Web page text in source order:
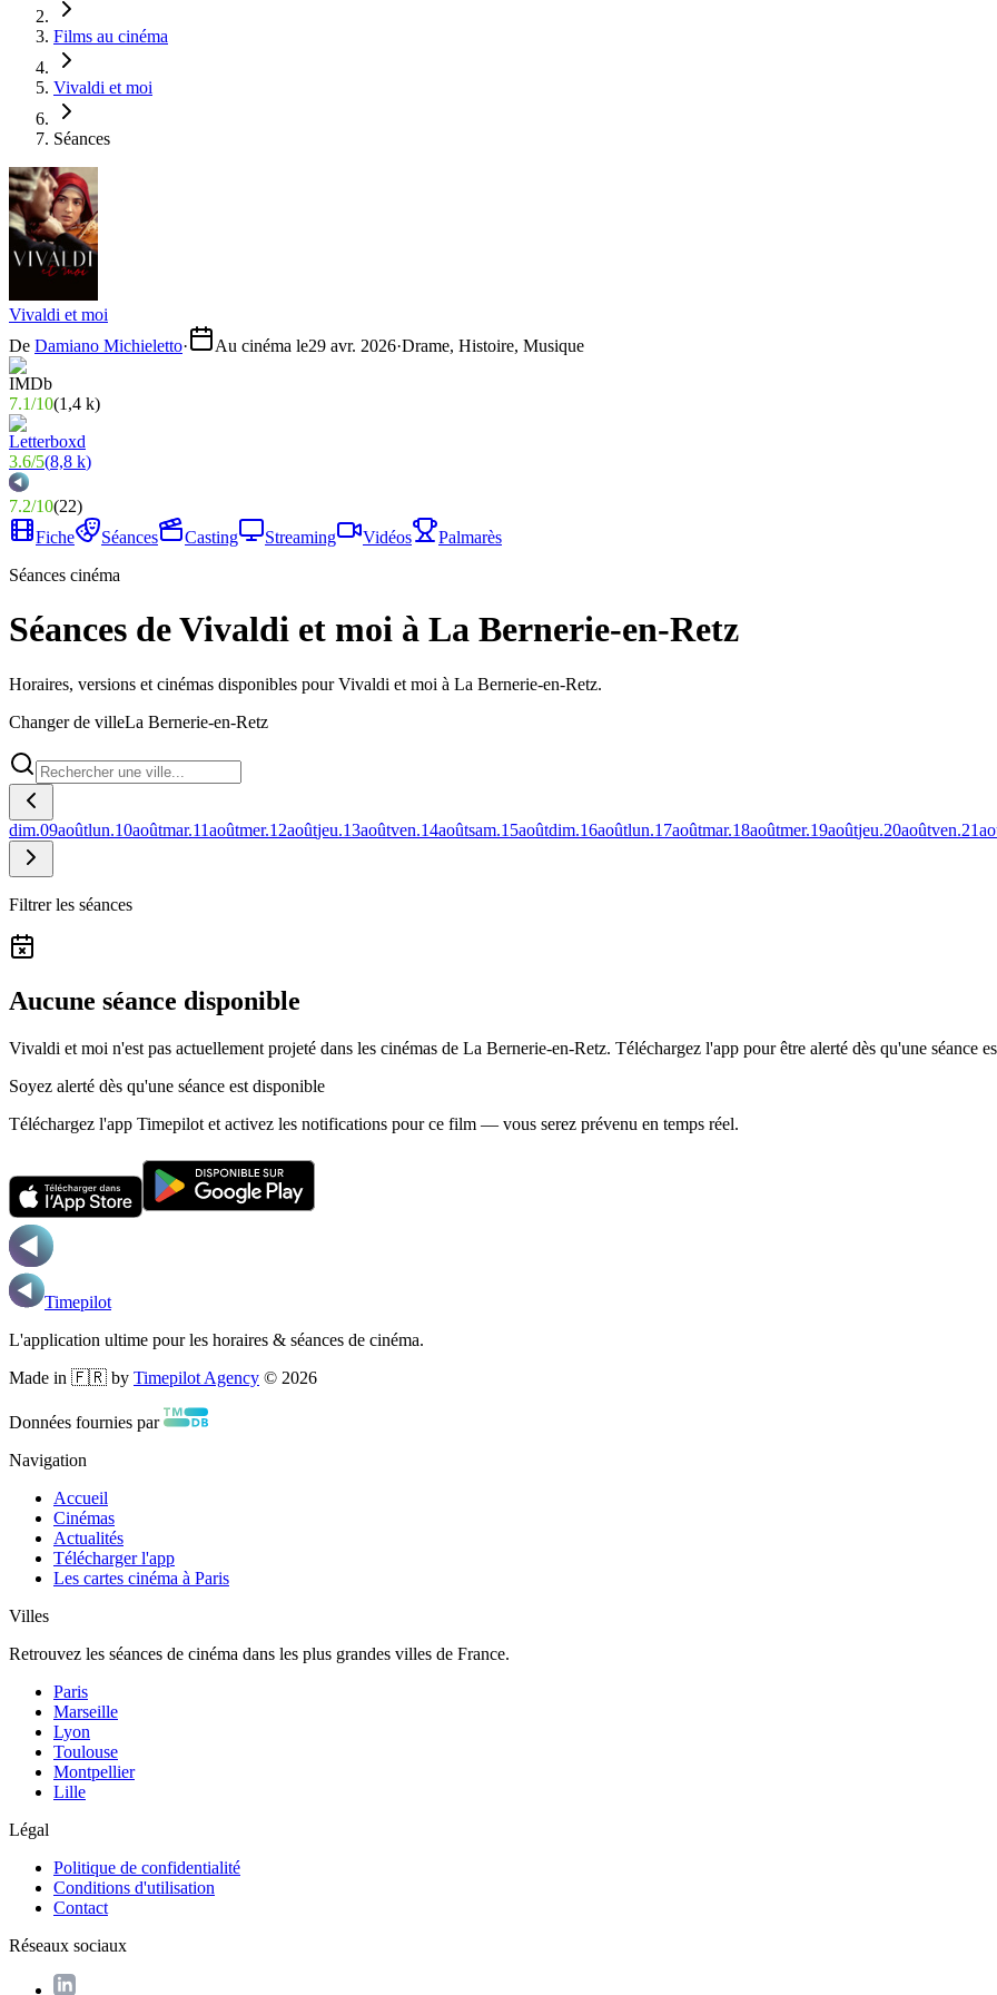
Films au cinéma
Vivaldi et moi
Séances
Vivaldi et moi
De Damiano Michieletto· Au cinéma le29 avr. 2026·Drame, Histoire, Musique
7.1/10(1,4 k)
3.6/5(8,8 k)
7.2/10(22)
Fiche
Séances Casting Streaming Vidéos
Palmarès
Séances cinéma
Séances de Vivaldi et moi à La Bernerie-en-Retz
Horaires, versions et cinémas disponibles pour Vivaldi et moi à La Bernerie-en-Retz.
Changer de villeLa Bernerie-en-Retz
dim.09aoûtlun.10aoûtmar.11aoûtmer.12aoûtjeu.13aoûtven.14aoûtsam.15aoûtdim.16aoûtlun.17aoûtmar.18aoûtmer.19aoûtjeu.20aoûtven.21
Filtrer les séances
Aucune séance disponible
Vivaldi et moi n'est pas actuellement projeté dans les cinémas de La Bernerie-en-Retz. Téléchargez l'app pour être alerté dès qu'une séance
Soyez alerté dès qu'une séance est disponible
Téléchargez l'app Timepilot et activez les notifications pour ce film — vous serez prévenu en temps réel.
Timepilot
L'application ultime pour les horaires & séances de cinéma.
Made in 🇫🇷 by Timepilot Agency © 2026
Données fournies par
Navigation
Accueil
Cinémas
Actualités
Télécharger l'app
Les cartes cinéma à Paris
Villes
Retrouvez les séances de cinéma dans les plus grandes villes de France.
Paris
Marseille
Lyon
Toulouse
Montpellier
Lille
Légal
Politique de confidentialité
Conditions d'utilisation
Contact
Réseaux sociaux